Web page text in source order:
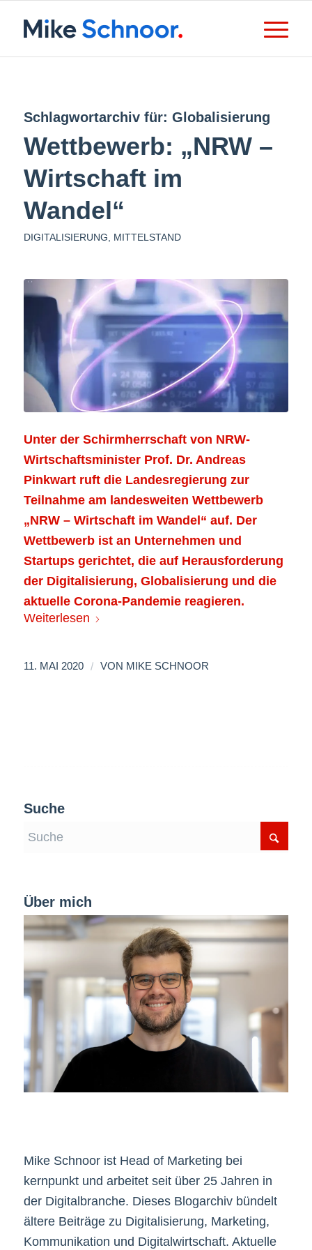
Schlagwortarchiv für: Globalisierung
Wettbewerb: „NRW –
Wirtschaft im
Wandel“
DIGITALISIERUNG MITTELSTAND
Unter der Schirmherrschaft von NRW-
Wirtschaftsminister Prof. Dr. Andreas
Pinkwart ruft die Landesregierung zur
Teilnahme am landesweiten Wettbewerb
„NRW – Wirtschaft im Wandel“ auf. Der
Wettbewerb ist an Unternehmen und
Startups gerichtet, die auf Herausforderung
der Digitalisierung, Globalisierung und die
aktuelle Corona-Pandemie reagieren.
Weiterlesen
11. MAI 2020 / VON MIKE SCHNOOR
Suche
Über mich
Mike Schnoor ist Head of Marketing bei
kernpunkt und arbeitet seit über 25 Jahren in
der Digitalbranche. Dieses Blogarchiv bündelt
ältere Beiträge zu Digitalisierung, Marketing,
Kommunikation und Digitalwirtschaft. Aktuelle